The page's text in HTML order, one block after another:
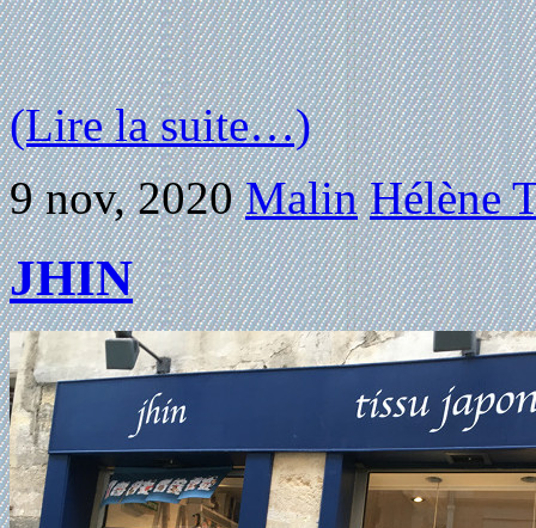
(Lire la suite…)
9 nov, 2020 Malin Hélène
JHIN